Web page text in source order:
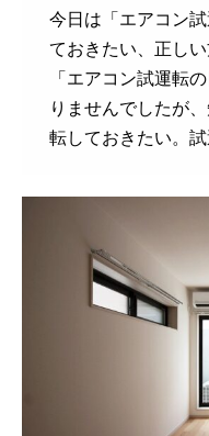
今日は「エアコン
ておきたい、正し
「エアコン試運転
りませんでしたが
転しておきたい。